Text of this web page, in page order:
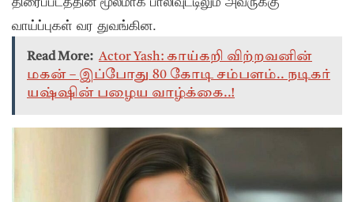
வாய்ப்புகள் வர துவங்கின.
Read More: Actor Yash: காய்கறி விற்றவனின்
மகன் – இப்போது 80 கோடி சம்பளம்.. நடிகர்
யஷ்ஷின் பழைய வாழ்க்கை..!